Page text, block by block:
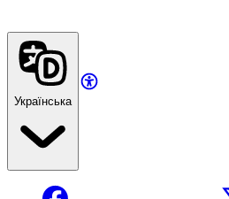
Українська
Facebook X